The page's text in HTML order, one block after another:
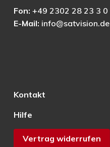
Fon: +49 2302 28 23 3 0
E-Mail: info@satvision.de
Kontakt
Hilfe
Vertrag widerrufen